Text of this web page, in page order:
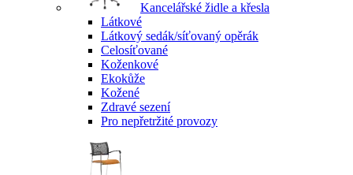
Kancelářské židle a křesla
Látkové
Látkový sedák/síťovaný opěrák
Celosíťované
Koženkové
Ekokůže
Kožené
Zdravé sezení
Pro nepřetržité provozy